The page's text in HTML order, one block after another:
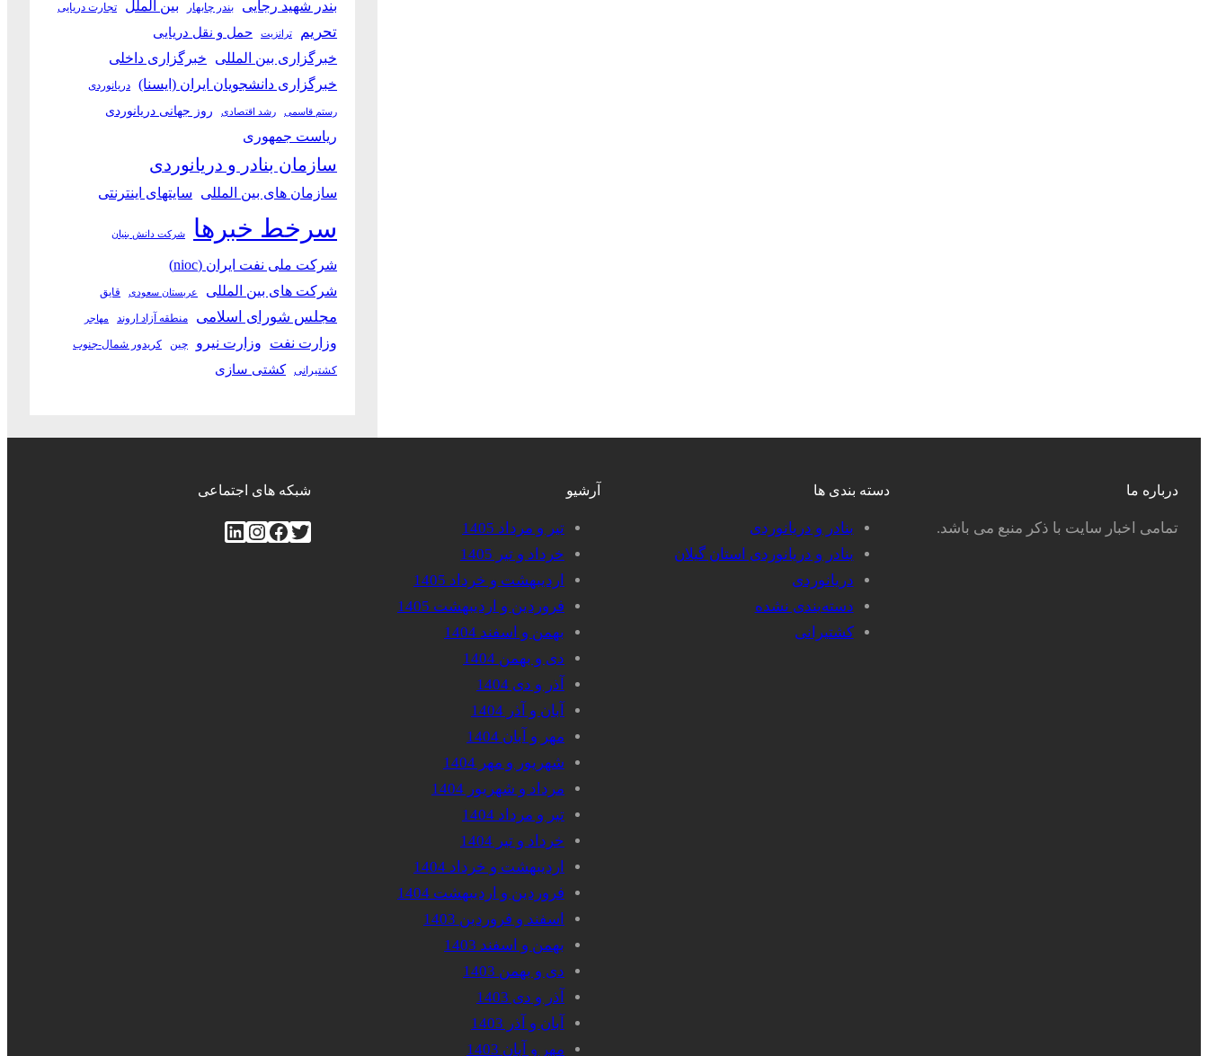
بندر شهید رجایی بندر چابهار بین الملل تجارت دریایی
تحریم ترانزیت حمل و نقل دریایی
خبرگزاری بین المللی خبرگزاری داخلی
خبرگزاری دانشجویان ایران (ایسنا)
دریانوردی
رستم قاسمی رشد اقتصادی روز جهانی دریانوردی
ریاست جمهوری
سازمان بنادر و دریانوردی
سازمان های بین المللی سایتهای اینترنتی
سرخط خبرها شرکت دانش بنیان
شرکت ملی نفت ایران (nioc)
شرکت های بین المللی
عربستان سعودی قایق
مجلس شورای اسلامی منطقه آزاد اروند مهاجر
وزارت نفت وزارت نیرو چین کریدور شمال-جنوب
کشتیرانی کشتی سازی
درباره ما
تمامی اخبار سایت با ذکر منبع می باشد.
دسته بندی ها
بنادر و دریانوردی
بنادر و دریانوردی استان گیلان
دریانوردی
دسته‌بندی نشده
کشتیرانی
آرشیو
تیر و مرداد 1405
خرداد و تیر 1405
اردیبهشت و خرداد 1405
فروردین و اردیبهشت 1405
بهمن و اسفند 1404
دی و بهمن 1404
آذر و دی 1404
آبان و آذر 1404
مهر و آبان 1404
شهریور و مهر 1404
مرداد و شهریور 1404
تیر و مرداد 1404
خرداد و تیر 1404
اردیبهشت و خرداد 1404
فروردین و اردیبهشت 1404
اسفند و فروردین 1403
بهمن و اسفند 1403
دی و بهمن 1403
آذر و دی 1403
آبان و آذر 1403
مهر و آبان 1403
شبکه های اجتماعی
توییتر فیس‌بوکاینستاگرم لینکداین